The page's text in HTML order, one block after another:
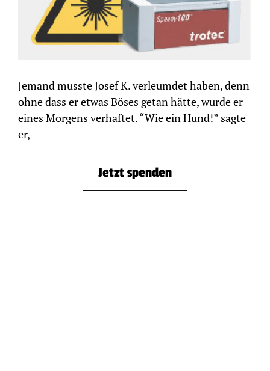
Jemand musste Josef K. verleumdet haben, denn
ohne dass er etwas Böses getan hätte, wurde er
eines Morgens verhaftet. “Wie ein Hund!” sagte
er,
Jetzt spenden